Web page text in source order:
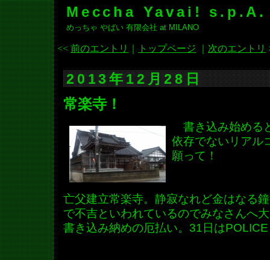
Meccha Yavai! s.p.A.
めっちゃ やばい 有限会社 at MILANO
<< 前のエントリ トップページ 次のエントリ
2013年12月28日
常楽寺！
書き込み始める
依存でないリアル
願って！
亡父建立常楽寺。静寂なれど金はなる
で不吉といわれているのでみなさんへ
書き込み納めの厄払い。31日は